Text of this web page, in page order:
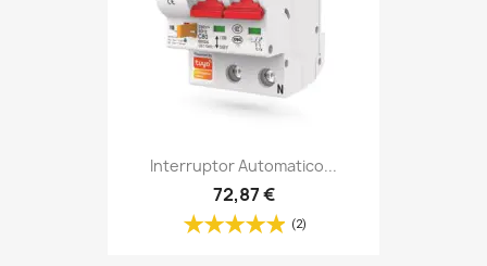
Interruptor Automatico...
72,87 €
(2)